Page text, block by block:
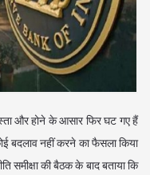
और होने के आसार फिर घट गए हैं
बदलाव नहीं करने का फैसला किया
समीक्षा की बैठक के बाद बताया कि